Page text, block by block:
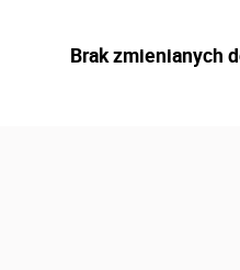
Brak zmienianych